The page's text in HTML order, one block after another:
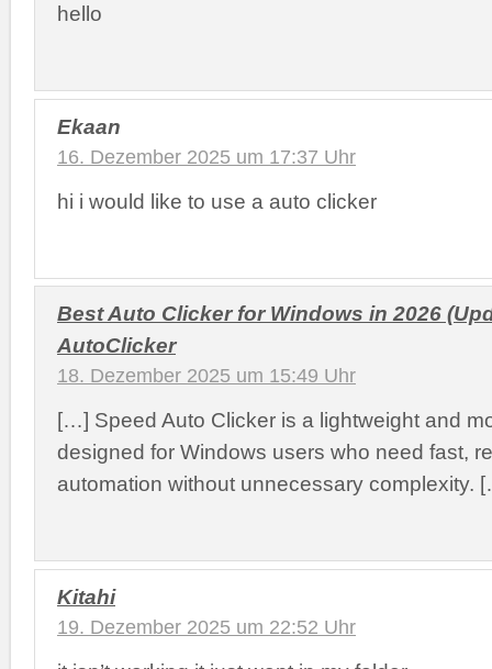
hello
Ekaan
16. Dezember 2025 um 17:37 Uhr
hi i would like to use a auto clicker
Best Auto Clicker for Windows in 2026
AutoClicker
18. Dezember 2025 um 15:49 Uhr
[…] Speed Auto Clicker is a lightweight and
designed for Windows users who need fast,
automation without unnecessary complexity.
Kitahi
19. Dezember 2025 um 22:52 Uhr